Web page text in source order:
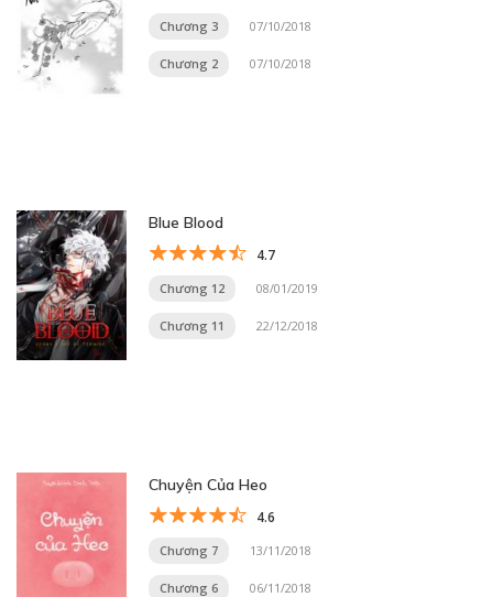
Chương 3 07/10/2018
Chương 2 07/10/2018
Blue Blood
4.7
Chương 12 08/01/2019
Chương 11 22/12/2018
Chuyện Của Heo
4.6
Chương 7 13/11/2018
Chương 6 06/11/2018